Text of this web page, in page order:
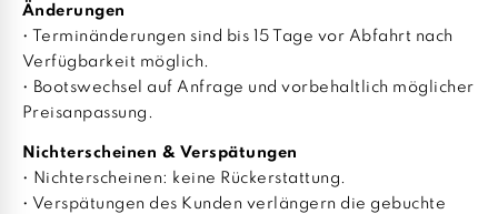
Änderungen
• Terminänderungen sind bis 15 Tage vor Abfahrt nach
Verfügbarkeit möglich.
• Bootswechsel auf Anfrage und vorbehaltlich möglicher
Preisanpassung.
Nichterscheinen & Verspätungen
• Nichterscheinen: keine Rückerstattung.
• Verspätungen des Kunden verlängern die gebuchte